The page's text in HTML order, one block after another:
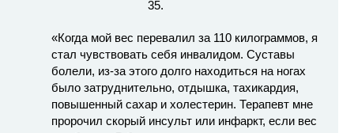
«Когда мой вес перевалил за 110 килограммов, я
стал чувствовать себя инвалидом. Суставы
болели, из-за этого долго находиться на ногах
было затруднительно, отдышка, тахикардия,
повышенный сахар и холестерин. Терапевт мне
пророчил скорый инсульт или инфаркт, если вес